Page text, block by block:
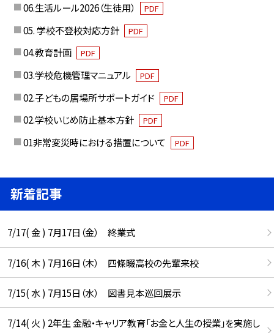
06.生活ルール2026（生徒用） PDF
05. 学校不登校対応方針 PDF
04.教育計画 PDF
03.学校危機管理マニュアル PDF
02.子どもの居場所サポートガイド PDF
02.学校いじめ防止基本方針 PDF
01非常変災時における措置について PDF
新着記事
7/17( 金 ) 7月17日（金） 終業式
7/16( 木 ) 7月16日（木） 四條畷高校の先輩来校
7/15( 水 ) 7月15日（水） 図書見本巡回展示
7/14( 火 ) 2年生 金融・キャリア教育「お金と人生の授業」を実施し